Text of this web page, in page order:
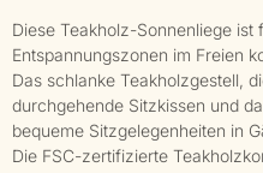
Diese Teakholz-Sonnenliege
Entspannungszonen im Freien
Das schlanke Teakholzgestell,
durchgehende Sitzkissen und
bequeme Sitzgelegenheiten in
Die FSC-zertifizierte